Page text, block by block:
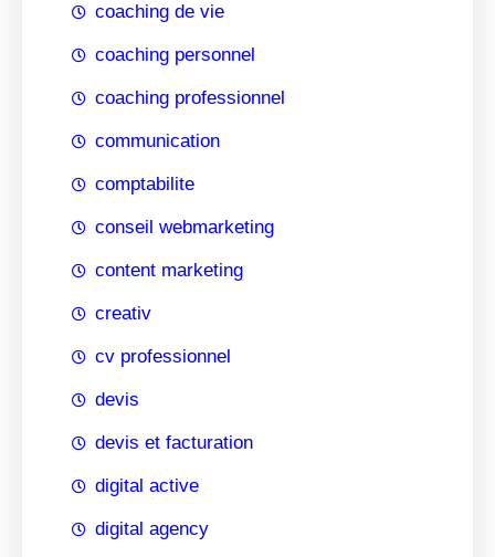
coaching de vie
coaching personnel
coaching professionnel
communication
comptabilite
conseil webmarketing
content marketing
creativ
cv professionnel
devis
devis et facturation
digital active
digital agency